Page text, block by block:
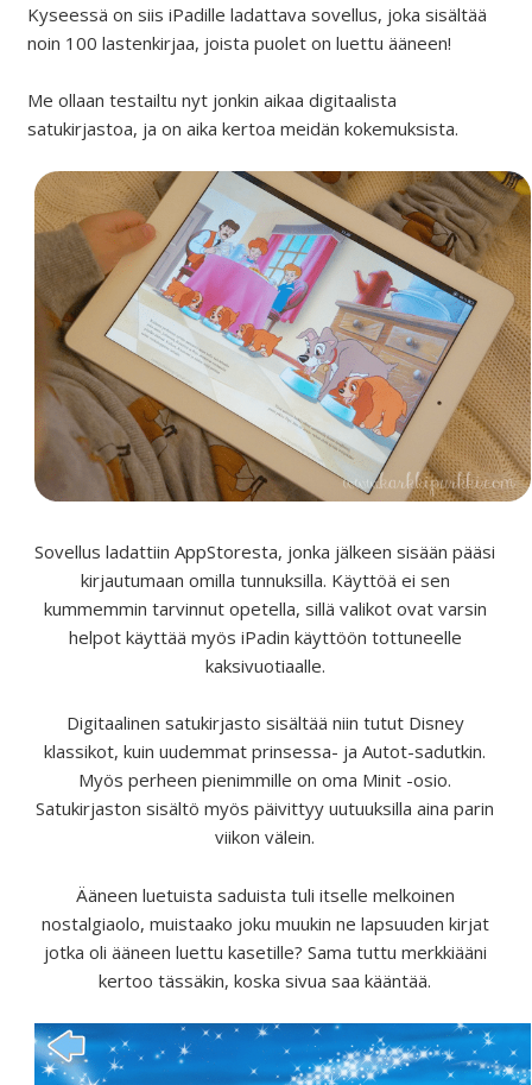
Kyseessä on siis iPadille ladattava sovellus, joka sisältää
noin 100 lastenkirjaa, joista puolet on luettu ääneen!
Me ollaan testailtu nyt jonkin aikaa digitaalista
satukirjastoa, ja on aika kertoa meidän kokemuksista.
Sovellus ladattiin AppStoresta, jonka jälkeen sisään pääsi
kirjautumaan omilla tunnuksilla. Käyttöä ei sen
kummemmin tarvinnut opetella, sillä valikot ovat varsin
helpot käyttää myös iPadin käyttöön tottuneelle
kaksivuotiaalle.
Digitaalinen satukirjasto sisältää niin tutut Disney
klassikot, kuin uudemmat prinsessa- ja Autot-sadutkin.
Myös perheen pienimmille on oma Minit -osio.
Satukirjaston sisältö myös päivittyy uutuuksilla aina parin
viikon välein.
Ääneen luetuista saduista tuli itselle melkoinen
nostalgiaolo, muistaako joku muukin ne lapsuuden kirjat
jotka oli ääneen luettu kasetille? Sama tuttu merkkiääni
kertoo tässäkin, koska sivua saa kääntää.